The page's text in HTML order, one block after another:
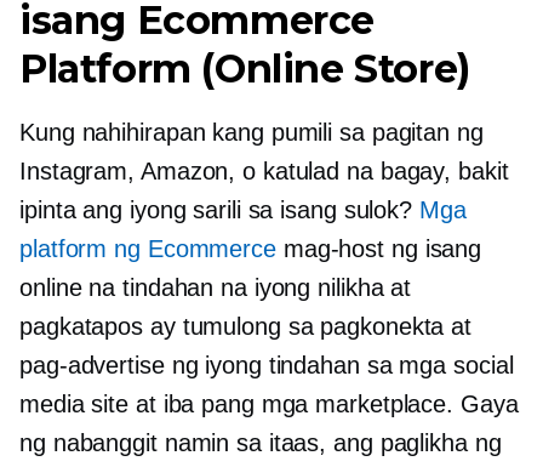
isang Ecommerce
Platform (Online Store)
Kung nahihirapan kang pumili sa pagitan ng
Instagram, Amazon, o katulad na bagay, bakit
ipinta ang iyong sarili sa isang sulok? Mga
platform ng Ecommercemag-host ng isang
online na tindahan na iyong nilikha at
pagkatapos ay tumulong sa pagkonekta at
pag-advertise ng iyong tindahan sa mga social
media site at iba pang mga marketplace. Gaya
ng nabanggit namin sa itaas, ang paglikha ng